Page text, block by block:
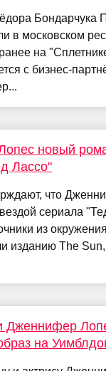
Бондарчука
в московском
на
с бизнес-
новый
Лассо"
что
сериала
из
изданию The
Дженнифер
на